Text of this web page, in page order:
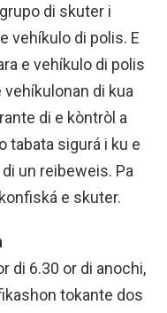
di skuter i
vehíkulo di polis. E
e vehíkulo di polis
di kua
di e kòntròl a
tabata sigurá i ku e
un reibeweis. Pa
e skuter.
di 6.30 or di anochi,
tokante dos